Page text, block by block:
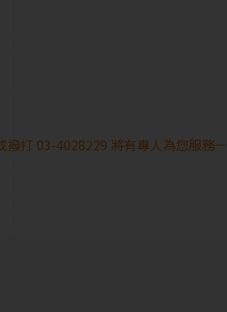
撥打 03-4028229 將有專人為您服務－